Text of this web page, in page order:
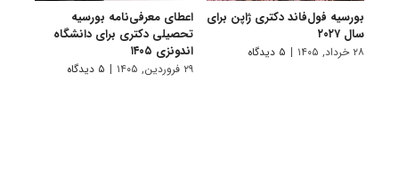
بورسیه فول‌فاند دکتری ژاپن برای
سال ۲۰۲۷
۲۸ خرداد, ۱۴۰۵ | ۵ دیدگاه
اعطای معرفی‌نامه بورسیه
تحصیلی دکتری برای دانشگاه
اندونزی ۱۴۰۵
۲۹ فروردین, ۱۴۰۵ | ۵ دیدگاه